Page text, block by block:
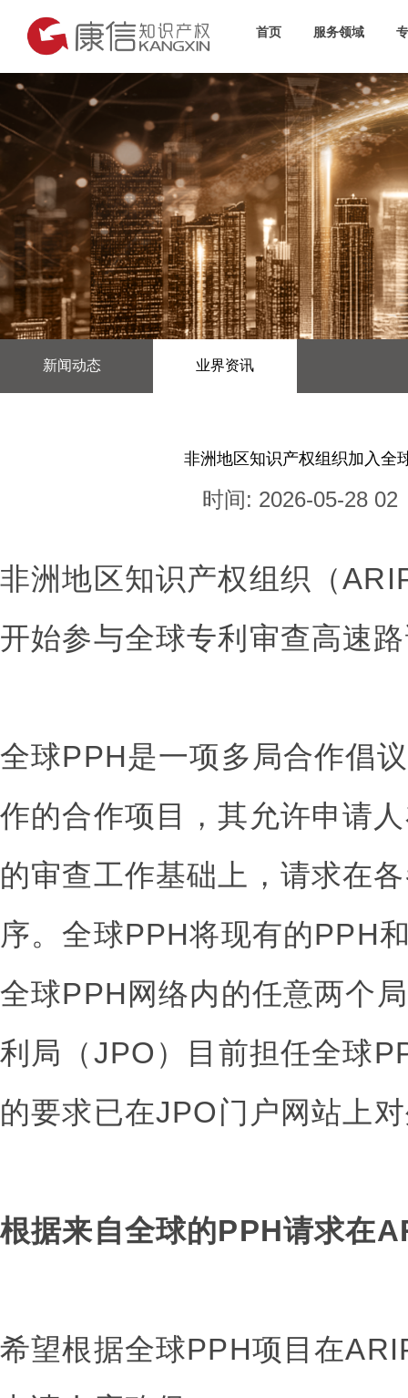
首页 服务领域
新闻动态 业界资讯
非洲地区知识产权组织加入全
时间: 2026-05-28 02
非洲地区知识产权组织（
开始参与全球专利审查高速
全球PPH是一项多局合作倡
作的合作项目，其允许申请
的审查工作基础上，请求在
序。全球PPH将现有的PPH
全球PPH网络内的任意两个
利局（JPO）目前担任全球
的要求已在JPO门户网站上
根据来自全球的PPH请求在
希望根据全球PPH项目在